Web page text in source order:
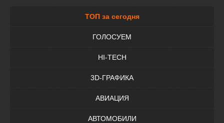
ТОП за сегодня
ГОЛОСУЕМ
HI-TECH
3D-ГРАФИКА
АВИАЦИЯ
АВТОМОБИЛИ